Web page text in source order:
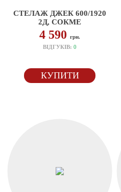
СТЕЛАЖ ДЖЕК 600/1920
2Д, СОКМЕ
4 590грн.
ВІДГУКІВ:0
КУПИТИ